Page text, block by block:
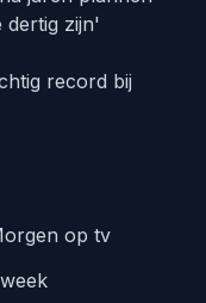
dertig zijn'
record bij
op tv